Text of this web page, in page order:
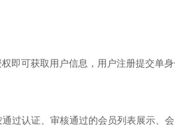
即可获取用户信息，用户注册提交单
过认证、审核通过的会员列表展示、